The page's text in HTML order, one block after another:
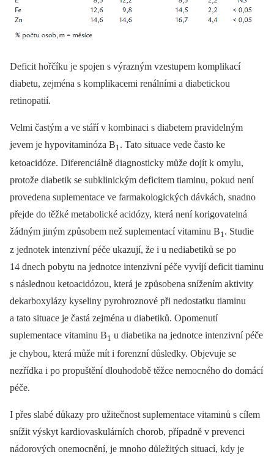
Deficit hořčíku je spojen s výrazným vzestupem komplikací
diabetu, zejména s komplikacemi renálními a diabetickou
retinopatií.
Velmi častým a ve stáří v kombinaci s diabetem pravidelným
jevem je hypovitaminóza B1 . Tato situace vede často ke
ketoacidóze. Diferenciálně diagnosticky může dojít k omylu,
protože diabetik se subklinickým deficitem tiaminu, pokud není
provedena suplementace ve farmakologických dávkách, snadno
přejde do těžké metabolické acidózy, která není korigovatelná
žádným jiným způsobem než suplementací vitaminu B1 . Studie
z jednotek intenzivní péče ukazují, že i u nediabetiků se po
14 dnech pobytu na jednotce intenzivní péče vyvíjí deficit tiaminu
s následnou ketoacidózou, která je způsobena snížením aktivity
dekarboxylázy kyseliny pyrohroznové při nedostatku tiaminu
a tato situace je častá zejména u diabetiků. Opomenutí
suplementace vitaminu B1 u diabetika na jednotce intenzivní péče
je chybou, která může mít i forenzní důsledky. Objevuje se
nezřídka i po propuštění dlouhodobě těžce nemocného do domácí
péče.
I přes slabé důkazy pro užitečnost suplementace vitaminů s cílem
snížit výskyt kardiovaskulárních chorob, případně v prevenci
nádorových onemocnění, je mnoho důležitých situací, kdy je